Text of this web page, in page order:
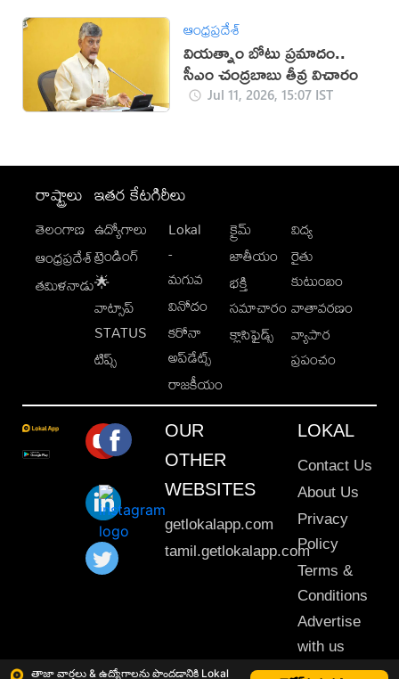
తాజా వార్తలు & ఉద్యోగాలను పొందడానికి Lokal
ఆంధ్రప్రదేశ్
వియత్నాం బోటు ప్రమాదం..
సీఎం చంద్రబాబు తీవ్ర విచారం
Jul 11, 2026, 15:07 IST
రాష్ట్రాలు
తెలంగాణ
ఆంధ్రప్రదేశ్
తమిళనాడు
ఇతర కేటగిరీలు
ఉద్యోగాలు
ట్రెండింగ్
🌟
వాట్సాప్
STATUS
టిప్స్
Lokal
-
మగువ
వినోదం
కరోనా
అప్‌డేట్స్
రాజకీయం
క్రైమ్
జాతీయం
భక్తి
సమాచారం
క్లాసిఫైడ్స్
విద్య
రైతు
కుటుంబం
వాతావరణం
వ్యాపార
ప్రపంచం
OUR
OTHER
WEBSITES
getlokalapp.com
tamil.getlokalapp.com
LOKAL
Contact Us
About Us
Privacy
Policy
Terms &
Conditions
Advertise
with us
Sitemap